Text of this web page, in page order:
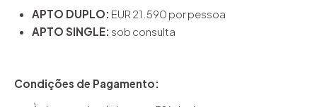
APTO DUPLO: EUR 21.590 por pessoa
APTO SINGLE: sob consulta
Condições de Pagamento: